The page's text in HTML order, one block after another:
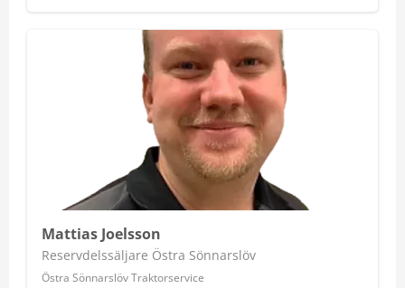
Mattias Joelsson
Reservdelssäljare Östra Sönnarslöv
Östra Sönnarslöv Traktorservice